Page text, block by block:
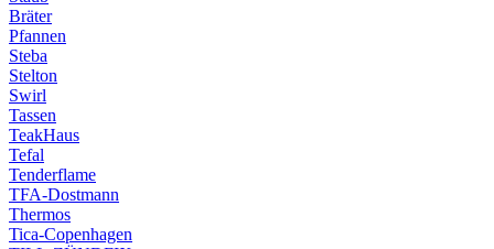
Bräter
Pfannen
Steba
Stelton
Swirl
Tassen
TeakHaus
Tefal
Tenderflame
TFA-Dostmann
Thermos
Tica-Copenhagen